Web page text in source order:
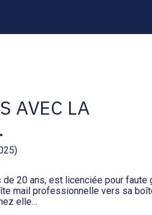
AVEC LA
20 ans, est licenciée pour faute
mail professionnelle vers sa
elle…